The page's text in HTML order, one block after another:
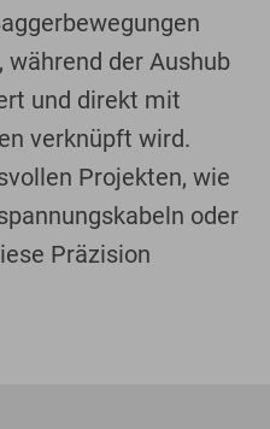
der Aushub
und direkt mit
verknüpft wird.
Projekten, wie
oder
Präzision